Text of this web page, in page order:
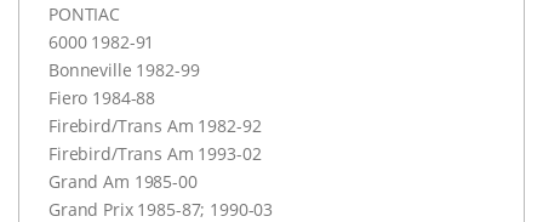
PONTIAC
6000 1982-91
Bonneville 1982-99
Fiero 1984-88
Firebird/Trans Am 1982-92
Firebird/Trans Am 1993-02
Grand Am 1985-00
Grand Prix 1985-87; 1990-03